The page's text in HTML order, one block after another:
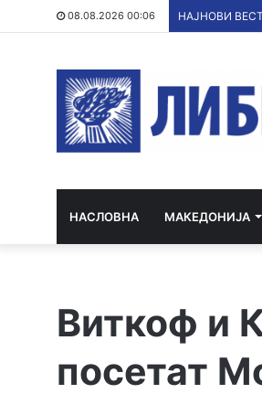
08.08.2026 00:06 НАЈНОВИ
НАСЛОВНА МАКЕДОНИЈА
Виткоф и
посетат